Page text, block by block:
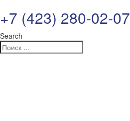
+7 (423) 280-02-07
Search